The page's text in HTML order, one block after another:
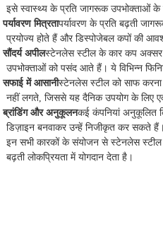
इसे स्वास्थ्य के प्रति जागरूक उपभोक्ताओं के
पर्यावरण मित्रतापर्यावरण के प्रति बढ़ती
प्रयोज्य होते हैं और डिस्पोजेबल कपों की
सौंदर्य अपीलस्टेनलेस स्टील के कार कप अक्सर
उपभोक्ताओं को पसंद आते हैं। ये विभिन्न
सफाई में आसानीस्टेनलेस स्टील को साफ
नहीं लगते, जिससे यह दैनिक उपयोग के लिए
ब्रांडिंग और अनुकूलनकई कंपनियां अनुकूलित
डिज़ाइन बनवाकर उन्हें निजीकृत कर सकते
इन सभी कारकों के संयोजन से स्टेनलेस स्टील
बढ़ती लोकप्रियता में योगदान देता है।